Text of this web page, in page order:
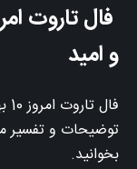
و امید
توضیحات و تفسیر
بخوانید.